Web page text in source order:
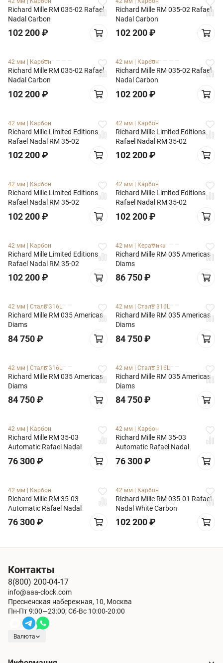
Richard Mille RM 035-02 Rafael
Nadal Carbon
102 200₽
Richard Mille RM 035-02 Rafael
Nadal Carbon
102 200₽
42 мм Карбон
Richard Mille RM 035-02 Rafael
Nadal Carbon
102 200₽
42 мм Карбон
Richard Mille RM 035-02 Rafael
Nadal Carbon
102 200₽
42 мм | Карбон
Richard Mille Limited Editions
Rafael Nadal RM 35-02
102 200₽
42 мм | Карбон
Richard Mille Limited Editions
Rafael Nadal RM 35-02
102 200₽
42 мм Карбон
Richard Mille Limited Editions
Rafael Nadal RM 35-02
102 200₽
42 мм Карбон
Richard Mille Limited Editions
Rafael Nadal RM 35-02
102 200₽
42 мм | Карбон
Richard Mille Limited Editions
Rafael Nadal RM 35-02
102 200₽
42 мм | Керамика
Richard Mille RM 035 Americas
Diams
86 750₽
42 мм Сталь 316L
Richard Mille RM 035 Americas
Diams
84 750₽
42 мм Сталь 316L
Richard Mille RM 035 Americas
Diams
84 750₽
42 мм | Сталь 316L
Richard Mille RM 035 Americas
Diams
84 750₽
42 мм | Сталь 316L
Richard Mille RM 035 Americas
Diams
84 750₽
42 мм Карбон
Richard Mille RM 35-03
Automatic Rafael Nadal
76 300₽
42 мм Карбон
Richard Mille RM 35-03
Automatic Rafael Nadal
76 300₽
42 мм | Карбон
Richard Mille RM 35-03
Automatic Rafael Nadal
76 300₽
42 мм | Карбон
Richard Mille RM 035-01 Rafael
Nadal White Carbon
102 200₽
Контакты
8(800) 200-04-17
info@aaa-clock.com
Пресненская набережная, 10, Москва
Пн-Пт 9:00—23:00; Сб-Вс 10:00-20:00
Валюта